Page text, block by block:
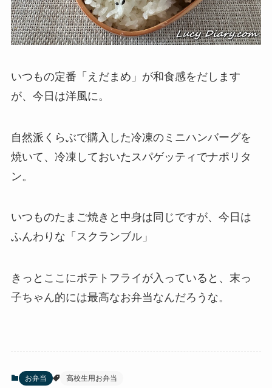
いつもの定番「えだまめ」が和食感をだします
が、今日は洋風に。
自然派くらぶで購入した冷凍のミニハンバーグを
焼いて、冷凍しておいたスパゲッティでナポリタ
ン。
いつものたまご焼きと中身は同じですが、今日は
ふんわりな「スクランブル」
きっとここにポテトフライが入っていると、末っ
子ちゃん的には最高なお弁当なんだろうな。
お弁当 高校生用お弁当